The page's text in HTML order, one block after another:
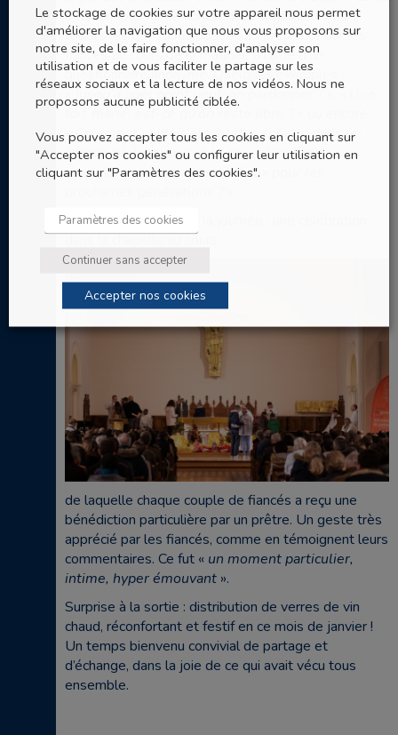
et un couple. Ils se sont rendus disponibles pour
toutes les questions posées au préalable par les
fiancés au cours de la matinée à l’aide d’un
questionnaire anonyme. Quelques exemples :
«Jusqu’à quel point peut-on pardonner ?», «
fois marié, est-ce qu’on reste libre ?
«Comment vouloir élever des enfants dans un
monde où la guerre et la crise climatique
dessinent un avenir peu radieux pour les
Dernier temps fort de la journée : une célébration
dans la chapelle au cours
de laquelle chaque couple de fiancés a reçu une
bénédiction particulière par un prêtre. Un geste très
apprécié par les fiancés, comme en témoignent leurs
commentaires. Ce fut « un moment particulier,
intime, hyper émouvant ».
Surprise à la sortie : distribution de verres de vin
chaud, réconfortant et festif en ce mois de janvier !
Un temps bienvenu convivial de partage et
d’échange, dans la joie de ce qui avait vécu tous
ensemble.
Le stockage de cookies sur votre appareil nous permet
d'améliorer la navigation que nous vous proposons sur
notre site, de le faire fonctionner, d'analyser son
utilisation et de vous faciliter le partage sur les
réseaux sociaux et la lecture de nos vidéos. Nous ne
proposons aucune publicité ciblée.
Vous pouvez accepter tous les cookies en cliquant sur
"Accepter nos cookies" ou configurer leur utilisation en
cliquant sur "Paramètres des cookies".
Paramètres des cookies
Continuer sans accepter
Accepter nos cookies